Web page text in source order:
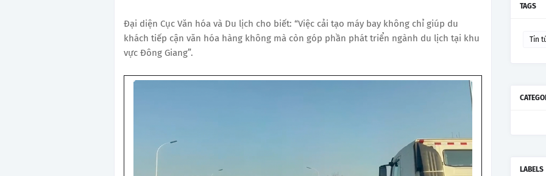
Đại diện Cục Văn hóa và Du lịch cho biết: “Việc cải tạo máy bay không chỉ giúp du
khách tiếp cận văn hóa hàng không mà còn góp phần phát triển ngành du lịch tại khu
vực Đông Giang”.
TAGS
Tin
LABELS